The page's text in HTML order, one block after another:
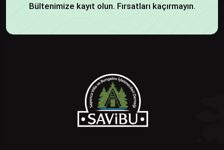
Bültenimize kayıt olun. Fırsatları kaçırmayın.